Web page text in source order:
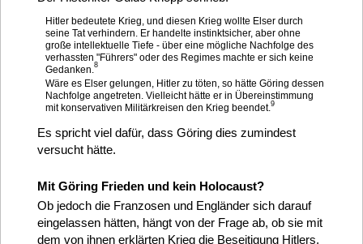
Hitler bedeutete Krieg, und diesen Krieg wollte Elser durch
seine Tat verhindern. Er handelte instinktsicher, aber ohne
große intellektuelle Tiefe - über eine mögliche Nachfolge des
verhassten "Führers" oder des Regimes machte er sich keine
Gedanken. 8
Wäre es Elser gelungen, Hitler zu töten, so hätte Göring dessen
Nachfolge angetreten. Vielleicht hätte er in Übereinstimmung
mit konservativen Militärkreisen den Krieg beendet.9
Es spricht viel dafür, dass Göring dies zumindest
versucht hätte.
Mit Göring Frieden und kein Holocaust?
Ob jedoch die Franzosen und Engländer sich darauf
eingelassen hätten, hängt von der Frage ab, ob sie mit
dem von ihnen erklärten Krieg die Beseitigung Hitlers,